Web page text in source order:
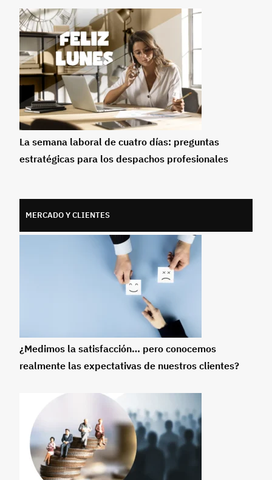
La semana laboral de cuatro días: preguntas
estratégicas para los despachos profesionales
MERCADO Y CLIENTES
¿Medimos la satisfacción… pero conocemos
realmente las expectativas de nuestros clientes?